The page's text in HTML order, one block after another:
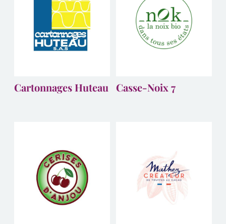
Cartonnages Huteau Casse-Noix 7